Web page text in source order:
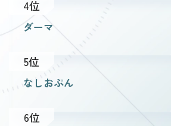
4位
ダーマ
5位
なしおぷん
6位